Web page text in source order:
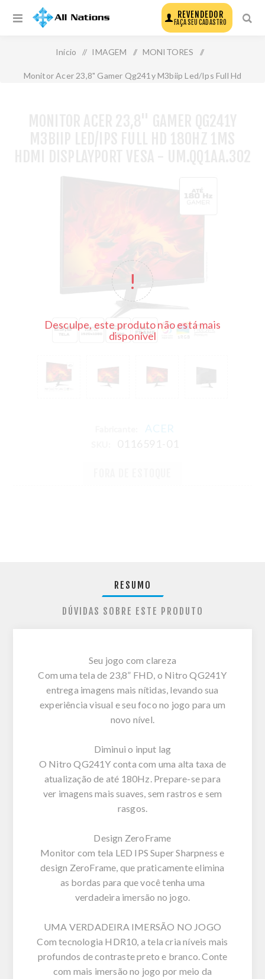
REVENDEDOR
FAÇA SEU CADASTRO
Início / IMAGEM / MONITORES /
Monitor Acer 23,8" Gamer Qg241y M3biip Led/Ips Full Hd
Desculpe, este produto não está mais
disponível
ACER
RESUMO
DÚVIDAS SOBRE ESTE PRODUTO
Seu jogo com clareza
Com uma tela de 23,8” FHD, o Nitro QG241Y
entrega imagens mais nítidas, levando sua
experiência visual e seu foco no jogo para um
novo nível.
Diminui o input lag
O Nitro QG241Y conta com uma alta taxa de
atualização de até 180Hz. Prepare-se para
ver imagens mais suaves, sem rastros e sem
rasgos.
Design ZeroFrame
Monitor com tela LED IPS Super Sharpness e
design ZeroFrame, que praticamente elimina
as bordas para que você tenha uma
verdadeira imersão no jogo.
UMA VERDADEIRA IMERSÃO NO JOGO
Com tecnologia HDR10, a tela cria níveis mais
profundos de contraste preto e branco. Conte
com mais imersão no jogo por meio da